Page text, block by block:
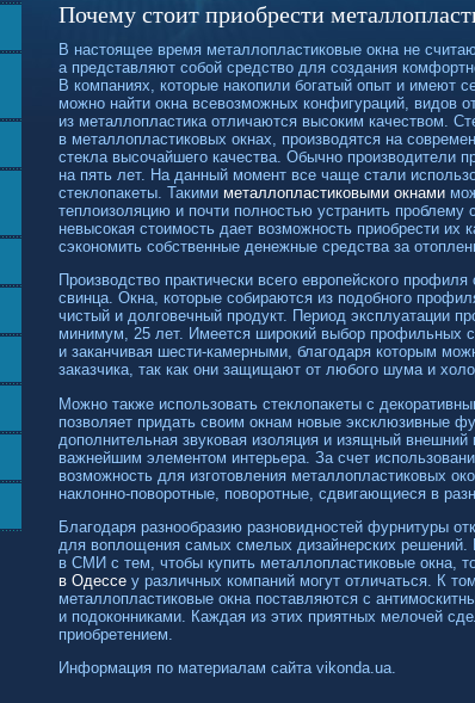
Почему стоит приобрести
В настоящее время металлопластиковые окна не
а представляют собой средство для создания
В компаниях, которые накопили богатый опыт и имеют
можно найти окна всевозможных конфигураций, видов
из металлопластика отличаются высоким качеством.
в металлопластиковых окнах, производятся на
стекла высочайшего качества. Обычно производители
на пять лет. На данный момент все чаще стали
стеклопакеты. Такими металлопластиковыми окнами
теплоизоляцию и почти полностью устранить проблему
невысокая стоимость дает возможность приобрести
сэкономить собственные денежные средства за
Производство практически всего европейского
свинца. Окна, которые собираются из подобного
чистый и долговечный продукт. Период эксплуатации
минимум, 25 лет. Имеется широкий выбор профильных
и заканчивая шести-камерными, благодаря которым
заказчика, так как они защищают от любого шума и
Можно также использовать стеклопакеты с
позволяет придать своим окнам новые эксклюзивные
дополнительная звуковая изоляция и изящный
важнейшим элементом интерьера. За счет
возможность для изготовления металлопластиковых
наклонно-поворотные, поворотные, сдвигающиеся в
Благодаря разнообразию разновидностей фурнитуры
для воплощения самых смелых дизайнерских
в СМИ с тем, чтобы купить металлопластиковые окна,
в Одессе у различных компаний могут отличаться. К
металлопластиковые окна поставляются с
и подоконниками. Каждая из этих приятных мелочей
приобретением.
Информация по материалам сайта vikonda.ua.